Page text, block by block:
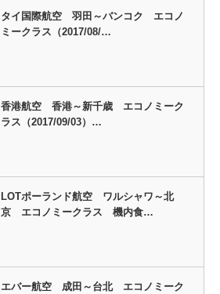
タイ国際航空 羽田～バンコク エコノ
ミークラス（2017/08/…
香港航空 香港～新千歳 エコノミーク
ラス（2017/09/03）…
LOTポーランド航空 ワルシャワ～北
京 エコノミークラス 機内食…
エバー航空 成田～台北 エコノミーク